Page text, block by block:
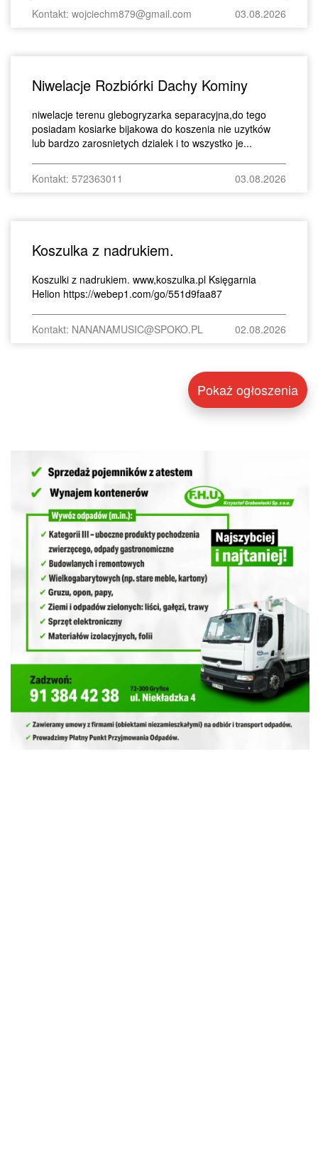
Kontakt: wojciechm879@gmail.com 03.08.2026
Niwelacje Rozbiórki Dachy Kominy
niwelacje terenu glebogryzarka separacyjna,do tego
posiadam kosiarke bijakowa do koszenia nie uzytków
lub bardzo zarosnietych dzialek i to wszystko je...
Kontakt: 572363011 03.08.2026
Koszulka z nadrukiem.
Koszulki z nadrukiem. www,koszulka.pl Księgarnia
Helion https://webep1.com/go/551d9faa87
Kontakt: NANANAMUSIC@SPOKO.PL 02.08.2026
Pokaż ogłoszenia